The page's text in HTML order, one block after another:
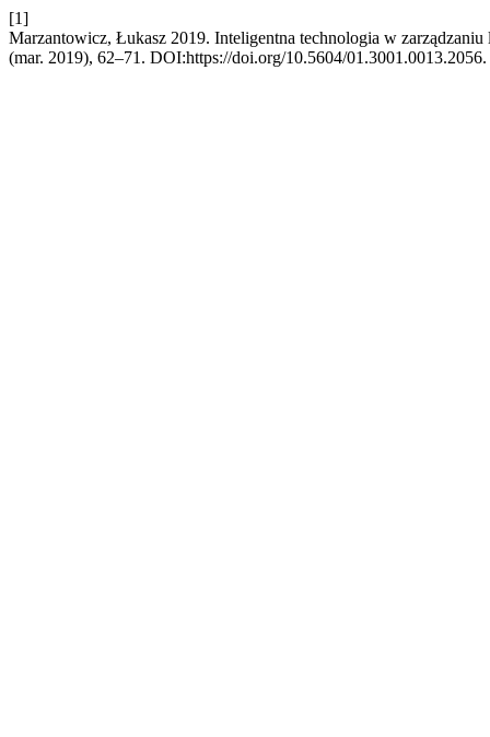
[1]
Marzantowicz, Łukasz 2019. Inteligentna technologia w
(mar. 2019), 62–71. DOI:https://doi.org/10.5604/01.3001.0013.2056.